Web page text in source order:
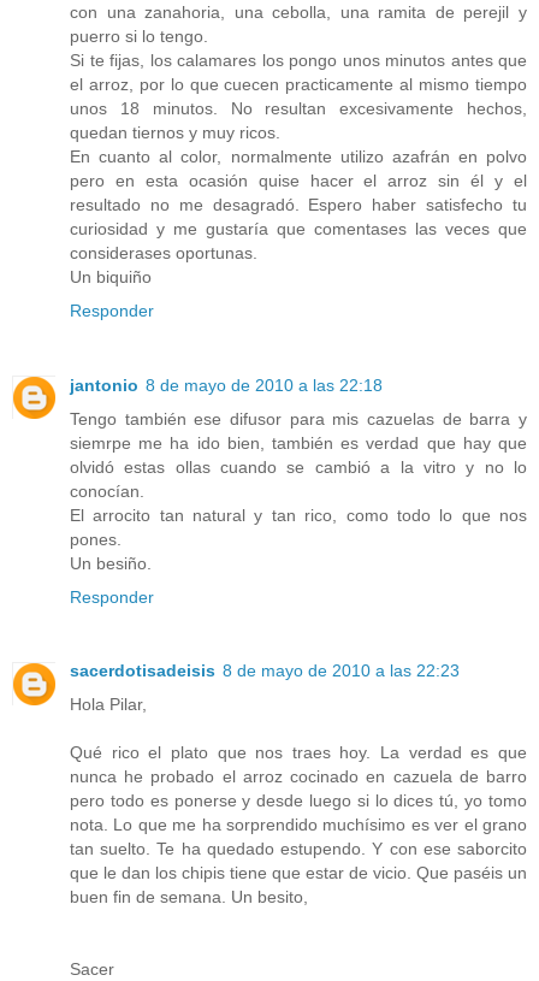
con una zanahoria, una cebolla, una ramita de perejil y
puerro si lo tengo.
Si te fijas, los calamares los pongo unos minutos antes que
el arroz, por lo que cuecen practicamente al mismo tiempo
unos 18 minutos. No resultan excesivamente hechos,
quedan tiernos y muy ricos.
En cuanto al color, normalmente utilizo azafrán en polvo
pero en esta ocasión quise hacer el arroz sin él y el
resultado no me desagradó. Espero haber satisfecho tu
curiosidad y me gustaría que comentases las veces que
considerases oportunas.
Un biquiño
Responder
jantonio 8 de mayo de 2010 a las 22:18
Tengo también ese difusor para mis cazuelas de barra y
siemrpe me ha ido bien, también es verdad que hay que
olvidó estas ollas cuando se cambió a la vitro y no lo
conocían.
El arrocito tan natural y tan rico, como todo lo que nos
pones.
Un besiño.
Responder
sacerdotisadeisis 8 de mayo de 2010 a las 22:23
Hola Pilar,
Qué rico el plato que nos traes hoy. La verdad es que
nunca he probado el arroz cocinado en cazuela de barro
pero todo es ponerse y desde luego si lo dices tú, yo tomo
nota. Lo que me ha sorprendido muchísimo es ver el grano
tan suelto. Te ha quedado estupendo. Y con ese saborcito
que le dan los chipis tiene que estar de vicio. Que paséis un
buen fin de semana. Un besito,
Sacer